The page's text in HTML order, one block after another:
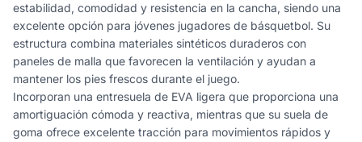
estabilidad, comodidad y resistencia en la cancha, siendo una
excelente opción para jóvenes jugadores de básquetbol. Su
estructura combina materiales sintéticos duraderos con
paneles de malla que favorecen la ventilación y ayudan a
mantener los pies frescos durante el juego.
Incorporan una entresuela de EVA ligera que proporciona una
amortiguación cómoda y reactiva, mientras que su suela de
goma ofrece excelente tracción para movimientos rápidos y